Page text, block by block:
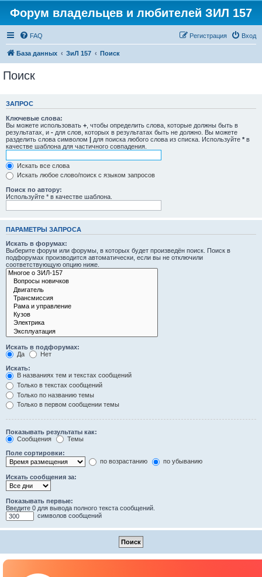
Форум владельцев и любителей ЗИЛ 157
FAQ Вход
Регистрация
База данных ЗиЛ 157 Поиск
Поиск
ЗАПРОС
Ключевые слова:
Вы можете использовать + , чтобы определить слова, которые должны быть в
результатах, и - для слов, которых в результатах быть не должно. Вы можете
разделить слова символом | для поиска любого слова из списка. Используйте * в
качестве шаблона для частичного совпадения.
Искать все слова
Искать любое слово/поиск с языком запросов
Поиск по автору:
Используйте * в качестве шаблона.
ПАРАМЕТРЫ ЗАПРОСА
Искать в форумах:
Выберите форум или форумы, в которых будет произведён поиск. Поиск в
подфорумах производится автоматически, если вы не отключили
соответствующую опцию ниже.
Искать в подфорумах:
Да
Нет
Искать:
В названиях тем и текстах сообщений
Только в текстах сообщений
Только по названию темы
Только в первом сообщении темы
Показывать результаты как:
Сообщения
Темы
Поле сортировки:
по возрастанию
по убыванию
Искать сообщения за:
Показывать первые:
Введите 0 для вывода полного текста сообщений.
символов сообщений